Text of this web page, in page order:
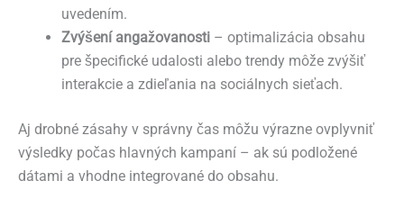
uvedením.
Zvýšení angažovanosti – optimalizácia obsahu
pre špecifické udalosti alebo trendy môže zvýšiť
interakcie a zdieľania na sociálnych sieťach.
Aj drobné zásahy v správny čas môžu výrazne ovplyvniť
výsledky počas hlavných kampaní – ak sú podložené
dátami a vhodne integrované do obsahu.